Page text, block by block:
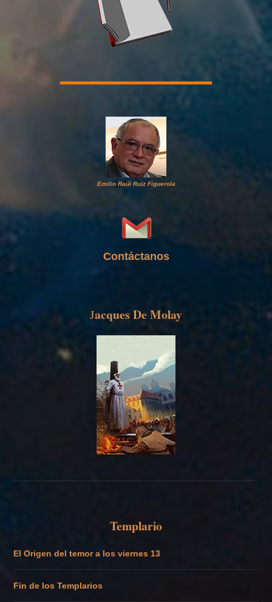
Emilio Raúl Ruiz Figuerola
Contáctanos
Jacques De Molay
Templario
El Origen del temor a los viernes 13
Fin de los Templarios